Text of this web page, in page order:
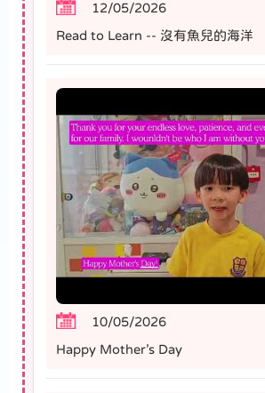
12/05/2026
Read to Learn -- 沒有魚兒的海洋
10/05/2026
Happy Mother’s Day